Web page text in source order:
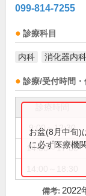
099-814-7255
診療科目
内科 消化器内科
診療/受付時間・
9:00～12:30
14:00～17:00
お盆(8月中旬)
に必ず医療機
備考: 2022